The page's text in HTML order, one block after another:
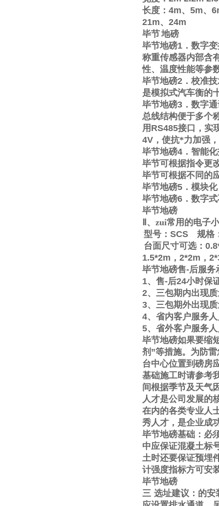
长度： 4m、 5m、
21m、 24m
毕节地磅
毕节地磅1 ．数字
称重传感器内部含
性、温度性能等参
毕节地磅2 ．校准
是模拟式汽车衡的
毕节地磅3 ．数字
总线结构便于多个
用 RS485接口，实
4V ，使抗*力加强
毕节地磅4 ．智能
毕节可根据指令更
毕节可根据不同的
毕节地磅5 ．模块
毕节地磅6 ．数字
毕节地磅
、zui常用的电子
型号： SCS
规格
台面尺寸可选：
1.5*2m ， 2*2m ，
毕节地磅售-后服务
1、售-后24小时保
2、三包期内出现
3、三包期外出现
4、省内客户服务
5、省外客户服务
毕节地磅如果要缩
剂 ”等措施。为防
台中心位置到磅房
基础施工时请参考
间根据季节及天气
人才是公司发展的
在内的各类专业人
秀人才，是企业成
毕节地磅基础：必
中应保证混凝土标
土时还要保证预埋
计强度指标方可安
毕节地磅
三 选址建议：的安